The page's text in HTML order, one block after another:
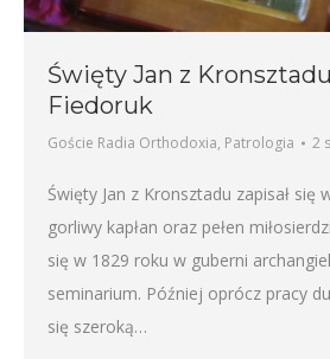
Święty Jan z
Fiedoruk
Goście Radia Orthodoxia, Patrologia 2
Święty Jan z Kronsztadu zapisał się
gorliwy kapłan oraz pełen
się w 1829 roku w guberni
seminarium. Później oprócz pracy
się szeroką…